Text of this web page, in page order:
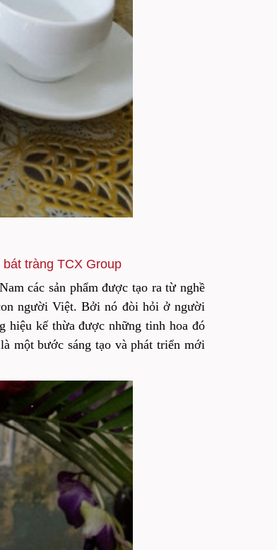
tràng TCX Group
các sản phẩm được tạo ra từ nghề
người Việt. Bởi nó đòi hỏi ở người
hiệu kế thừa được những tinh hoa đó
là một bước sáng tạo và phát triển mới